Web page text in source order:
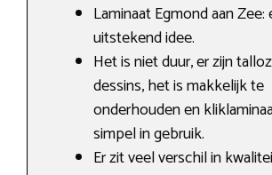
Laminaat Egmond aan Zee:
uitstekend idee.
Het is niet duur, er zijn
dessins, het is makkelijk te
onderhouden en
simpel in gebruik.
Er zit veel verschil in